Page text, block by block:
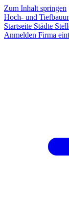
Zum Inhalt springen
Hoch- und
Startseite Städte
Anmelden Firma